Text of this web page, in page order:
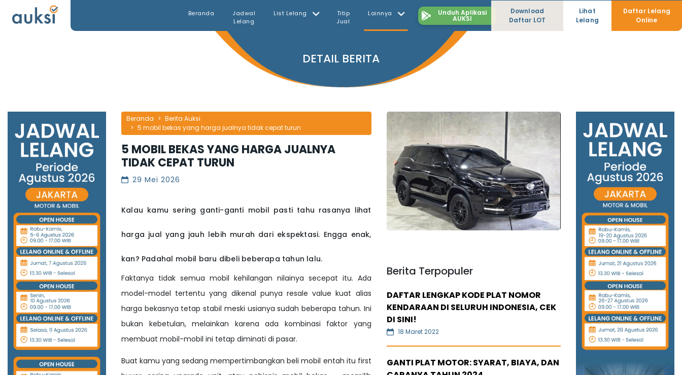
Beranda
Jadwal
Lelang
List Lelang
Titip
Jual
Lainnya Unduh Aplikasi
AUKSI
Download
Daftar LOT
Lihat
Lelang
Daftar Lelang
Online
DETAIL BERITA
Beranda
Berita Auksi
5 mobil bekas yang harga jualnya tidak cepat turun
5 MOBIL BEKAS YANG HARGA JUALNYA
TIDAK CEPAT TURUN
29 Mei 2026
Kalau kamu sering ganti-ganti mobil pasti tahu rasanya lihat
harga jual yang jauh lebih murah dari ekspektasi. Engga enak,
kan? Padahal mobil baru dibeli beberapa tahun lalu.
Faktanya tidak semua mobil kehilangan nilainya secepat itu. Ada
model-model tertentu yang dikenal punya resale value kuat alias
harga bekasnya tetap stabil meski usianya sudah beberapa tahun. Ini
bukan kebetulan, melainkan karena ada kombinasi faktor yang
membuat mobil-mobil ini tetap diminati di pasar.
Buat kamu yang sedang mempertimbangkan beli mobil entah itu first
Berita Terpopuler
DAFTAR LENGKAP KODE PLAT NOMOR
KENDARAAN DI SELURUH INDONESIA, CEK
DI SINI!
18 Maret 2022
GANTI PLAT MOTOR: SYARAT, BIAYA, DAN